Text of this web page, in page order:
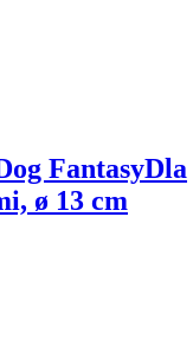
FantasyDla
ø 13 cm